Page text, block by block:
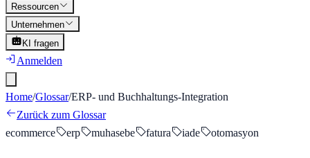
Ressourcen
Unternehmen
KI fragen
Anmelden
Home/Glossar/ERP- und Buchhaltungs-Integration
Zurück zum Glossar
ecommerce
erp muhasebe fatura iade otomasyon